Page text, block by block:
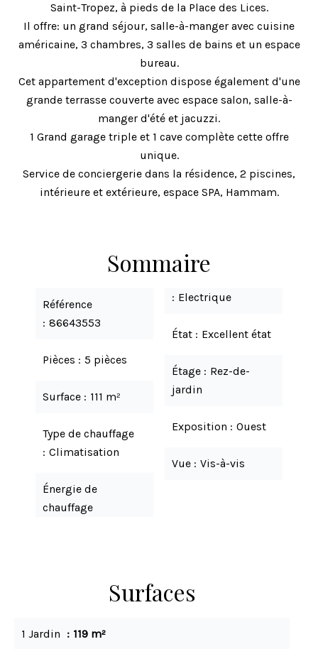
Saint-Tropez, à pieds de la Place des Lices.
Il offre: un grand séjour, salle-à-manger avec cuisine
américaine, 3 chambres, 3 salles de bains et un espace
bureau.
Cet appartement d'exception dispose également d'une
grande terrasse couverte avec espace salon, salle-à-
manger d'été et jacuzzi.
1 Grand garage triple et 1 cave complète cette offre
unique.
Service de conciergerie dans la résidence, 2 piscines,
intérieure et extérieure, espace SPA, Hammam.
Sommaire
Référence
86643553
Pièces 5 pièces
Surface 111 m²
Type de chauffage
Climatisation
Énergie de
chauffage
Electrique
État Excellent état
Étage
Rez-de-
jardin
Exposition Ouest
Vue Vis-à-vis
Surfaces
1 Jardin 119 m²